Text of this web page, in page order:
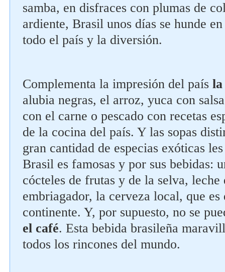
samba, en disfraces con plumas de
ardiente, Brasil unos días se hunde
todo el país y la diversión.
Complementa la impresión del país la
alubia negras, el arroz, yuca con
con el carne o pescado con recetas
de la cocina del país. Y las sopas
gran cantidad de especias exóticas
Brasil es famosas y por sus bebidas:
cócteles de frutas y de la selva,
embriagador, la cerveza local, que
continente. Y, por supuesto, no se
el café. Esta bebida brasileña
todos los rincones del mundo.